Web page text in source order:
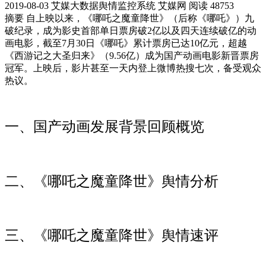
2019-08-03 艾媒大数据舆情监控系统 艾媒网 阅读 48753
摘要 自上映以来，《哪吒之魔童降世》（后称《哪吒》）九
破纪录，成为影史首部单日票房破2亿以及四天连续破亿的动
画电影，截至7月30日《哪吒》累计票房已达10亿元，超越
《西游记之大圣归来》（9.56亿）成为国产动画电影新晋票房
冠军。上映后，影片甚至一天内登上微博热搜七次，备受观众
热议。
一、国产动画发展背景回顾概览
二、《哪吒之魔童降世》舆情分析
三、《哪吒之魔童降世》舆情速评